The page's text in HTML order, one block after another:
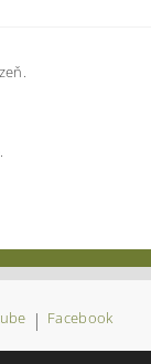
| Facebook